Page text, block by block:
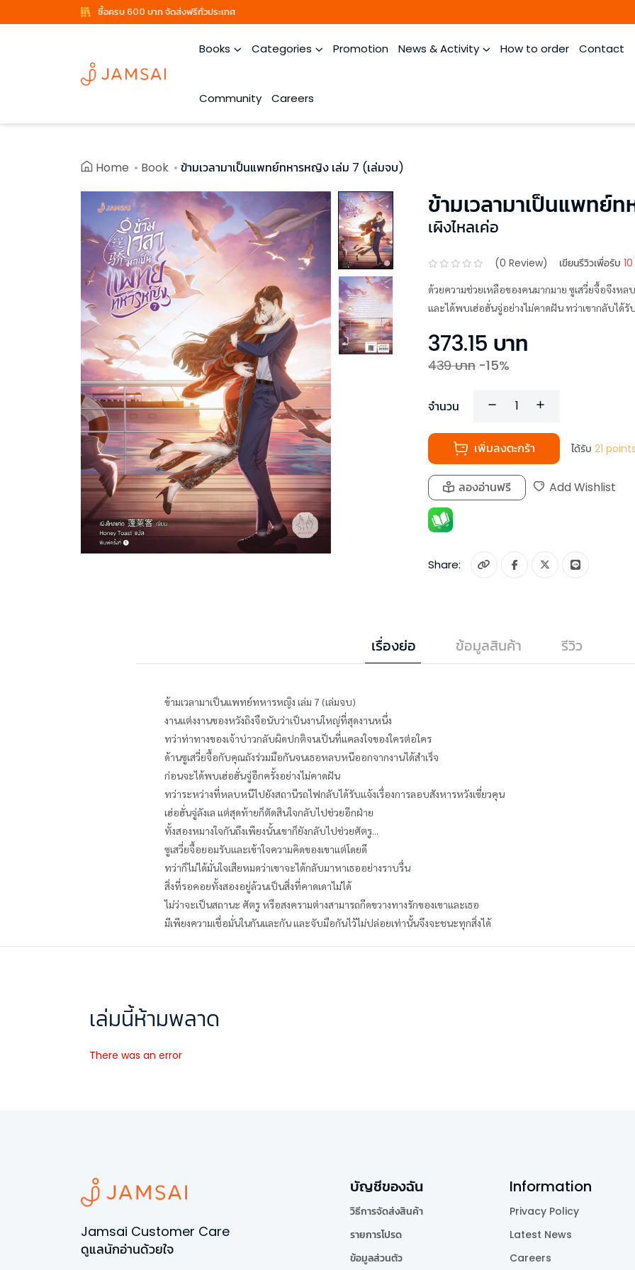
ซื้อครบ 600 บาท จัดส่งฟรีทั่วประเทศ
Books Categories Promotion News & Activity How to order Contact
Community Careers
Home Book ข้ามเวลามาเป็นแพทย์ทหารหญิง เล่ม 7 (เล่มจบ)
ข้ามเวลามาเป็นแพทย์
เผิงไหลเค่อ
(0 Review) เขียนรีวิวเพื่อรับ
ด้วยความช่วยเหลือของคนมากมาย ซูเสวี่ยจื้อจึงหล
และได้พบเฮ่อฮั่นจู่อย่างไม่คาดฝัน ทว่าเขากลับได้รั
373.15 บาท
439บาท -15%
จำนวน
เพิ่มลงตะกร้า ได้รับ 21 points
ลองอ่านฟรี Add Wishlist
Share:
เรื่องย่อ ข้อมูลสินค้า รีวิว
ข้ามเวลามาเป็นแพทย์ทหารหญิง เล่ม 7 (เล่มจบ)
งานแต่งงานของหวังถิงจือนับว่าเป็นงานใหญ่ที่สุดงานหนึ่ง
ทว่าท่าทางของเจ้าบ่าวกลับผิดปกติจนเป็นที่แคลงใจของใครต่อใคร
ด้านซูเสวี่ยจื้อกับคุณถังร่วมมือกันจนเธอหลบหนีออกจากงานได้สำเร็จ
ก่อนจะได้พบเฮ่อฮั่นจู่อีกครั้งอย่างไม่คาดฝัน
ทว่าระหว่างที่หลบหนีไปยังสถานีรถไฟกลับได้รับแจ้งเรื่องการลอบสังหารหวังเซี่ยวคุน
เฮ่อฮั่นจู่ลังเล แต่สุดท้ายก็ตัดสินใจกลับไปช่วยอีกฝ่าย
ทั้งสองหมางใจกันถึงเพียงนั้นเขาก็ยังกลับไปช่วยศัตรู...
ซูเสวี่ยจื้อยอมรับและเข้าใจความคิดของเขาแต่โดยดี
ทว่าก็ไม่ได้มั่นใจเสียหมดว่าเขาจะได้กลับมาหาเธออย่างราบรื่น
สิ่งที่รอคอยทั้งสองอยู่ล้วนเป็นสิ่งที่คาดเดาไม่ได้
ไม่ว่าจะเป็นสถานะ ศัตรู หรือสงครามต่างสามารถกีดขวางทางรักของเขาและเธอ
มีเพียงความเชื่อมั่นในกันและกัน และจับมือกันไว้ไม่ปล่อยเท่านั้นจึงจะชนะทุกสิ่งได้
เล่มนี้ห้ามพลาด
There was an error
Jamsai Customer Care
ดูแลนักอ่านด้วยใจ
บัญชีของฉัน
วิธีการจัดส่งสินค้า
รายการโปรด
ข้อมูลส่วนตัว
Information
Privacy Policy
Latest News
Careers